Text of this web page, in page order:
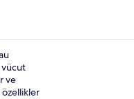
Okyanus manzaralı, her gün
vücut
ve
özellikler